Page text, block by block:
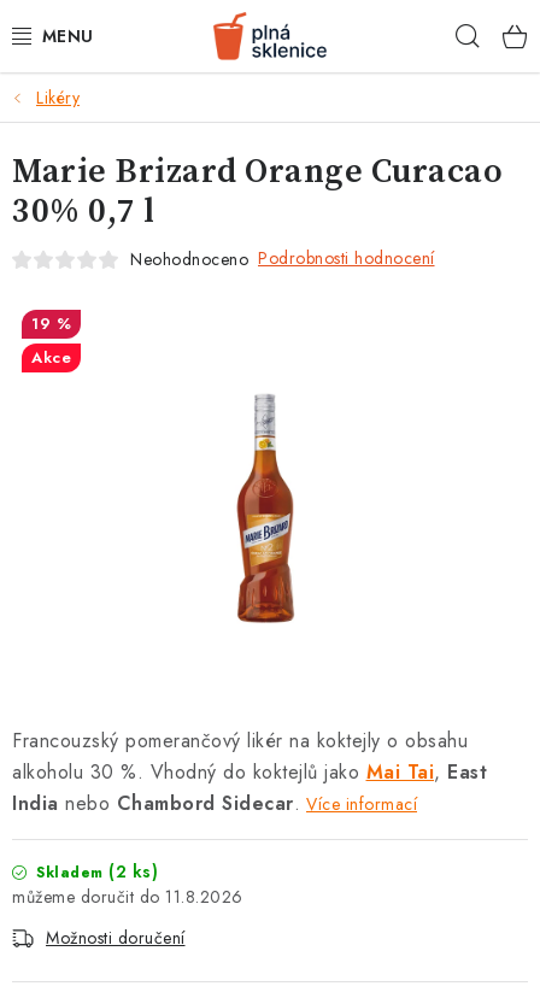
na
BARMANSKÉ POTŘEBY
SKLENICE NA KOKTEJLY
KOKTEJLOVÉ INGREDIENCE
RECEPTY
Likéry
Francouzský pomerančový likér na koktejly o obsahu
alkoholu 30 %. Vhodný do koktejlů jako Mai Tai, East
India nebo Chambord Sidecar. Více informací
Skladem (2 ks)
11.8.2026
Možnosti doručení
Marie Brizard Orange Curacao
30% 0,7 l
Neohodnoceno Podrobnosti hodnocení
19 %
Akce